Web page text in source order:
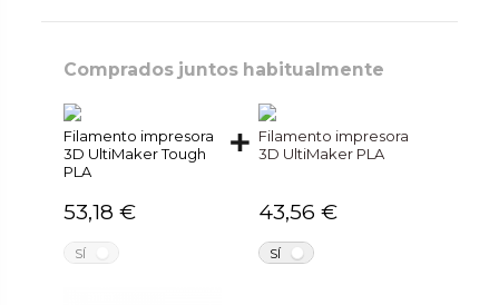
Comprados juntos habitualmente
Filamento impresora
3D UltiMaker Tough
PLA
53,18 €
SÍ
Filamento impresora
3D UltiMaker PLA
43,56 €
SÍ